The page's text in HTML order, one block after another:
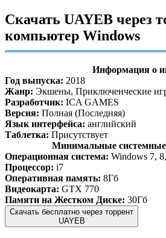
Скачать UAYEB через
компьютер Windows
Информация о
Год выпуска: 2018
Жанр: Экшены, Приключенческие
Разработчик: ICA GAMES
Версия: Полная (Последняя)
Язык интерфейса: английский
Таблетка: Присутствует
Минимальные системные
Операционная система: Windows 7,
Процессор: i7
Оперативная память: 8Гб
Видеокарта: GTX 770
Памяти на Жестком Диске: 30Гб
Скачать бесплатно через торрент
UAYEB